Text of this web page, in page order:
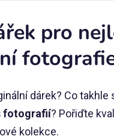
pro
dárek? Co
fotografií? Pořiďte
kolekce.